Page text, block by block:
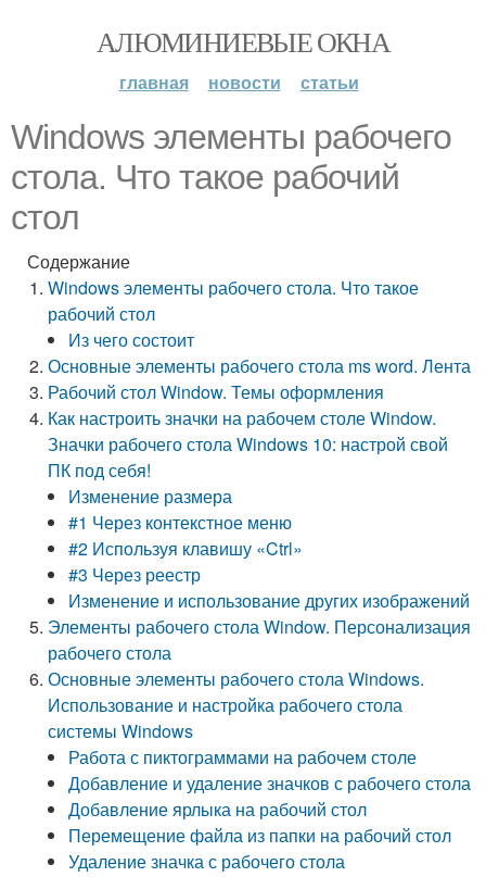
АЛЮМИНИЕВЫЕ ОКНА
главная новости статьи
Windows элементы рабочего
стола. Что такое рабочий
стол
Содержание
Windows элементы рабочего стола. Что такое
рабочий стол
Из чего состоит
Основные элементы рабочего стола ms word. Лента
Рабочий стол Window. Темы оформления
Как настроить значки на рабочем столе Window.
Значки рабочего стола Windows 10: настрой свой
ПК под себя!
Изменение размера
#1 Через контекстное меню
#2 Используя клавишу «Ctrl»
#3 Через реестр
Изменение и использование других изображений
Элементы рабочего стола Window. Персонализация
рабочего стола
Основные элементы рабочего стола Windows.
Использование и настройка рабочего стола
системы Windows
Работа с пиктограммами на рабочем столе
Добавление и удаление значков с рабочего стола
Добавление ярлыка на рабочий стол
Перемещение файла из папки на рабочий стол
Удаление значка с рабочего стола